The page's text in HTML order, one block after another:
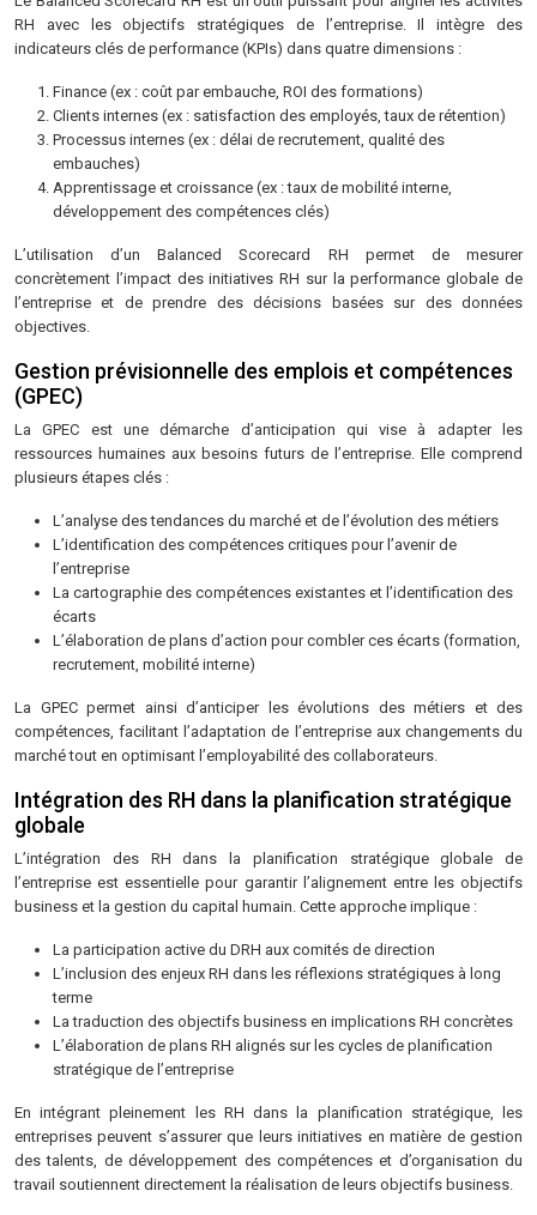
RH avec les objectifs stratégiques de l’entreprise. Il intègre des
indicateurs clés de performance (KPIs) dans quatre dimensions :
Finance (ex : coût par embauche, ROI des formations)
Clients internes (ex : satisfaction des employés, taux de rétention)
Processus internes (ex : délai de recrutement, qualité des
embauches)
Apprentissage et croissance (ex : taux de mobilité interne,
développement des compétences clés)
L’utilisation d’un Balanced Scorecard RH permet de mesurer
concrètement l’impact des initiatives RH sur la performance globale de
l’entreprise et de prendre des décisions basées sur des données
objectives.
Gestion prévisionnelle des emplois et compétences
(GPEC)
La GPEC est une démarche d’anticipation qui vise à adapter les
ressources humaines aux besoins futurs de l’entreprise. Elle comprend
plusieurs étapes clés :
L’analyse des tendances du marché et de l’évolution des métiers
L’identification des compétences critiques pour l’avenir de
l’entreprise
La cartographie des compétences existantes et l’identification des
écarts
L’élaboration de plans d’action pour combler ces écarts (formation,
recrutement, mobilité interne)
La GPEC permet ainsi d’anticiper les évolutions des métiers et des
compétences, facilitant l’adaptation de l’entreprise aux changements du
marché tout en optimisant l’employabilité des collaborateurs.
Intégration des RH dans la planification stratégique
globale
L’intégration des RH dans la planification stratégique globale de
l’entreprise est essentielle pour garantir l’alignement entre les objectifs
business et la gestion du capital humain. Cette approche implique :
La participation active du DRH aux comités de direction
L’inclusion des enjeux RH dans les réflexions stratégiques à long
terme
La traduction des objectifs business en implications RH concrètes
L’élaboration de plans RH alignés sur les cycles de planification
stratégique de l’entreprise
En intégrant pleinement les RH dans la planification stratégique, les
entreprises peuvent s’assurer que leurs initiatives en matière de gestion
des talents, de développement des compétences et d’organisation du
travail soutiennent directement la réalisation de leurs objectifs business.